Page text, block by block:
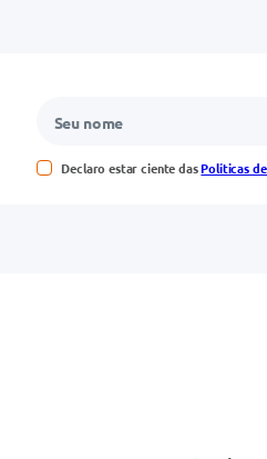
Declaro estar ciente dasPolíticas